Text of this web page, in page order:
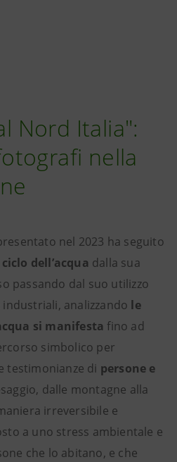
Nord Italia":
nella
nel 2023 ha seguito
dell’acqua dalla sua
passando dal suo utilizzo
analizzando le
si manifesta fino ad
simbolico per
testimonianze di persone e
dalle montagne alla
irreversibile e
a uno stress ambientale e
che lo abitano, e che